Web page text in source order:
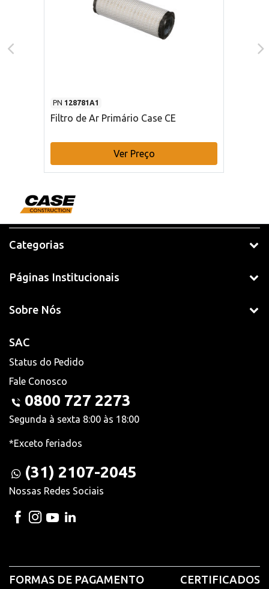
PN 128781A1
Filtro de Ar Primário Case CE
Ver Preço
Categorias
Páginas Institucionais
Sobre Nós
SAC
Status do Pedido
Fale Conosco
0800 727 2273
Segunda à sexta 8:00 às 18:00
*Exceto feriados
(31) 2107-2045
Nossas Redes Sociais
FORMAS DE PAGAMENTO CERTIFICADOS